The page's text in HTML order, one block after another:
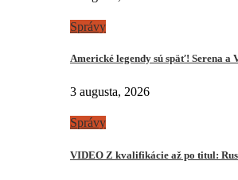
Správy
Americké legendy sú späť! Serena a
3 augusta, 2026
Správy
VIDEO Z kvalifikácie až po titul: